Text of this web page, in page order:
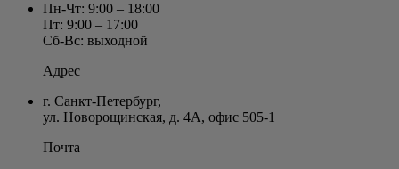
Пн-Чт: 9:00 – 18:00
Пт: 9:00 – 17:00
Сб-Вс: выходной
Адрес
г. Санкт-Петербург,
ул. Новорощинская, д. 4А, офис 505-1
Почта